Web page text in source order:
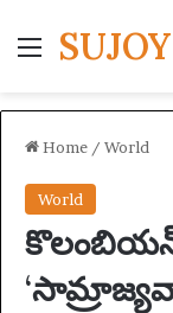
Menu
Home / World
World
కొలంబియన్